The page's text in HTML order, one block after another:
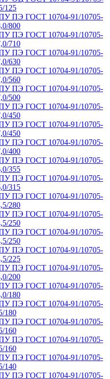
125
ПЭ ГОСТ 10704-91/10705-
800
ПЭ ГОСТ 10704-91/10705-
710
ПЭ ГОСТ 10704-91/10705-
630
ПЭ ГОСТ 10704-91/10705-
560
ПЭ ГОСТ 10704-91/10705-
500
ПЭ ГОСТ 10704-91/10705-
450
ПЭ ГОСТ 10704-91/10705-
450
ПЭ ГОСТ 10704-91/10705-
400
ПЭ ГОСТ 10704-91/10705-
355
ПЭ ГОСТ 10704-91/10705-
315
ПЭ ГОСТ 10704-91/10705-
280
ПЭ ГОСТ 10704-91/10705-
250
ПЭ ГОСТ 10704-91/10705-
250
ПЭ ГОСТ 10704-91/10705-
225
ПЭ ГОСТ 10704-91/10705-
200
ПЭ ГОСТ 10704-91/10705-
180
ПЭ ГОСТ 10704-91/10705-
180
ПЭ ГОСТ 10704-91/10705-
160
ПЭ ГОСТ 10704-91/10705-
160
ПЭ ГОСТ 10704-91/10705-
140
ПЭ ГОСТ 10704-91/10705-